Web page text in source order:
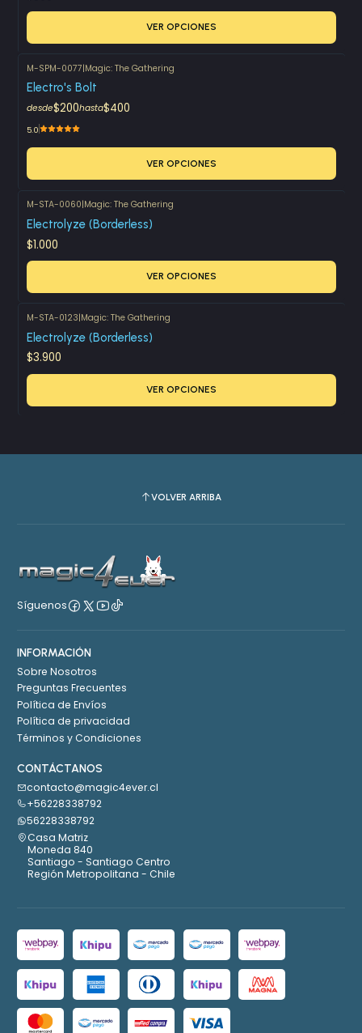
VER OPCIONES
M-SPM-0077|Magic: The Gathering
Electro's Bolt
desde$200hasta$400
5.0
VER OPCIONES
M-STA-0060|Magic: The Gathering
Electrolyze (Borderless)
$1.000
VER OPCIONES
M-STA-0123|Magic: The Gathering
Electrolyze (Borderless)
$3.900
VER OPCIONES
VOLVER ARRIBA
Síguenos
INFORMACIÓN
Sobre Nosotros
Preguntas Frecuentes
Política de Envíos
Política de privacidad
Términos y Condiciones
CONTÁCTANOS
contacto@magic4ever.cl
+56228338792
56228338792
Casa Matriz
Moneda 840
Santiago - Santiago Centro
Región Metropolitana - Chile